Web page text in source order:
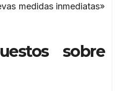
medidas inmediatas»
sobre